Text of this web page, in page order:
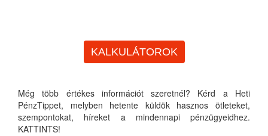
KALKULÁTOROK
Még több értékes információt szeretnél? Kérd a Heti
PénzTippet, melyben hetente küldök hasznos ötleteket,
szempontokat, híreket a mindennapi pénzügyeidhez.
KATTINTS!